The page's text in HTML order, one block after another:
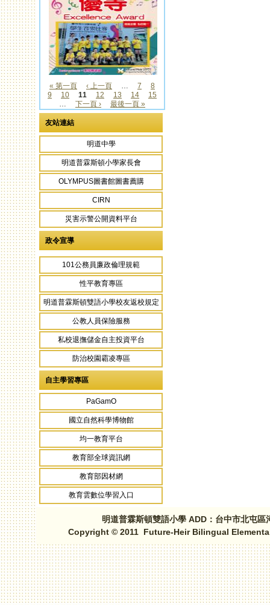
頁面
« 第一頁 ‹ 上一頁 … 7
8
9
10 11 12 13 14
15
…
下一頁 › 最後一頁 »
友站連結
明道中學
明道普霖斯頓小學家長會
OLYMPUS圖書館圖書薦購
CIRN
災害示警公開資料平台
政令宣導
101公務員廉政倫理規範
性平教育專區
明道普霖斯頓雙語小學校友返校規定
公教人員保險服務
私校退撫儲金自主投資平台
防治校園霸凌專區
自主學習專區
PaGamO
國立自然科學博物館
均一教育平台
教育部全球資訊網
教育部因材網
教育雲數位學習入口
明道普霖斯頓雙語小學 ADD：台中市北屯
Copyright © 2011 Future-Heir Bilingual